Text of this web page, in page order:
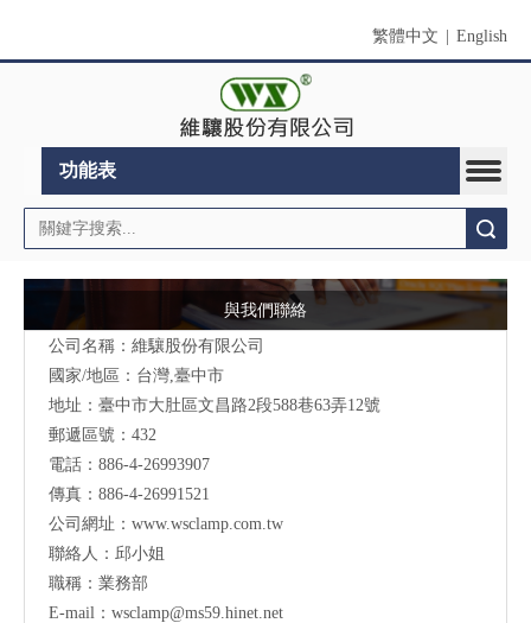
繁體中文 English
功能表
與我們聯絡
公司名稱：維驤股份有限公司
國家/地區：台灣,臺中市
地址：臺中市大肚區文昌路2段588巷63弄12號
郵遞區號：432
電話：886-4-26993907
傳真：886-4-26991521
公司網址： www.wsclamp.com.tw
聯絡人：邱小姐
職稱：業務部
E-mail： wsclamp@ms59.hinet.net